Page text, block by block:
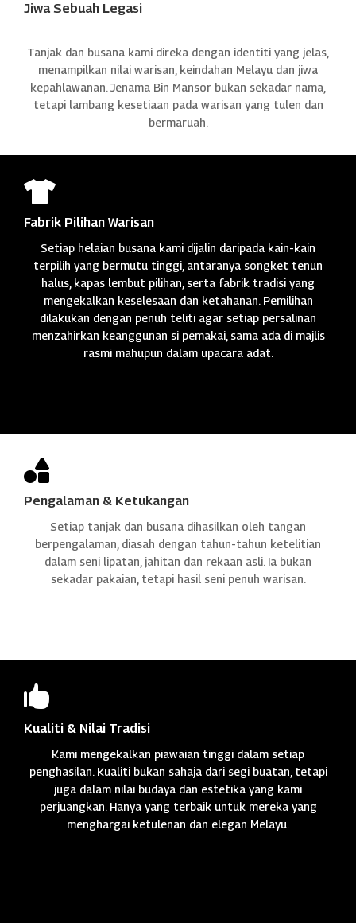
Jiwa Sebuah Legasi
Tanjak dan busana kami direka dengan identiti yang jelas,
menampilkan nilai warisan, keindahan Melayu dan jiwa
kepahlawanan. Jenama Bin Mansor bukan sekadar nama,
tetapi lambang kesetiaan pada warisan yang tulen dan
bermaruah.

Fabrik Pilihan Warisan
Setiap helaian busana kami dijalin daripada kain-kain
terpilih yang bermutu tinggi, antaranya songket tenun
halus, kapas lembut pilihan, serta fabrik tradisi yang
mengekalkan keselesaan dan ketahanan. Pemilihan
dilakukan dengan penuh teliti agar setiap persalinan
menzahirkan keanggunan si pemakai, sama ada di majlis
rasmi mahupun dalam upacara adat.

Pengalaman & Ketukangan
Setiap tanjak dan busana dihasilkan oleh tangan
berpengalaman, diasah dengan tahun-tahun ketelitian
dalam seni lipatan, jahitan dan rekaan asli. Ia bukan
sekadar pakaian, tetapi hasil seni penuh warisan.

Kualiti & Nilai Tradisi
Kami mengekalkan piawaian tinggi dalam setiap
penghasilan. Kualiti bukan sahaja dari segi buatan, tetapi
juga dalam nilai budaya dan estetika yang kami
perjuangkan. Hanya yang terbaik untuk mereka yang
menghargai ketulenan dan elegan Melayu.